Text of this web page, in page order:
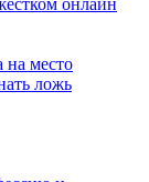
онлайн
на место
ложь